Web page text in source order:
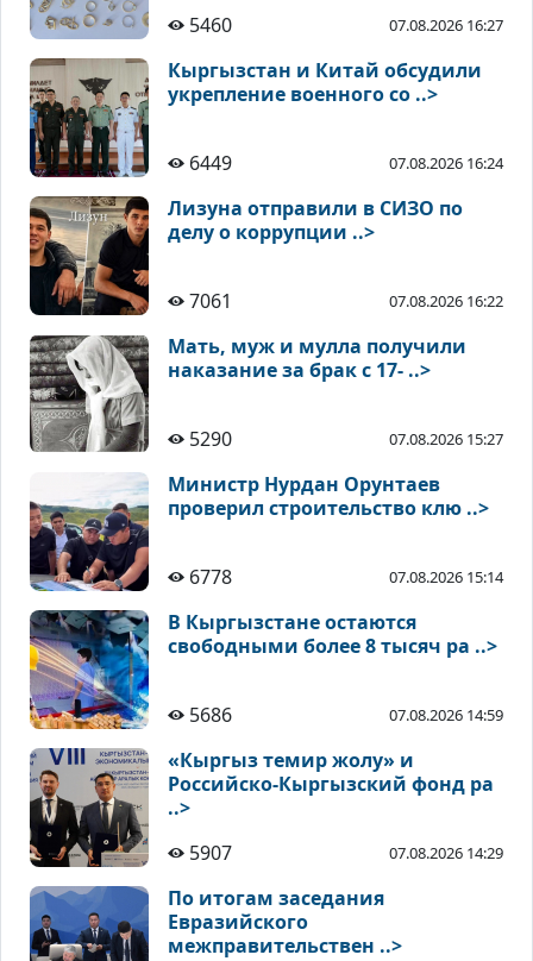
5460 07.08.2026 16:27
Кыргызстан и Китай обсудили
укрепление военного со ..>
6449 07.08.2026 16:24
Лизуна отправили в СИЗО по
делу о коррупции ..>
7061 07.08.2026 16:22
Мать, муж и мулла получили
наказание за брак с 17- ..>
5290 07.08.2026 15:27
Министр Нурдан Орунтаев
проверил строительство клю ..>
6778 07.08.2026 15:14
В Кыргызстане остаются
свободными более 8 тысяч ра ..>
5686 07.08.2026 14:59
«Кыргыз темир жолу» и
Российско-Кыргызский фонд ра
..>
5907
07.08.2026 14:29
По итогам заседания
Евразийского
межправительствен ..>